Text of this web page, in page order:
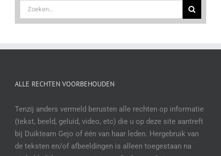
Zoeken
naar:
ALLE RECHTEN VOORBEHOUDEN
Tenzij anders vermeld berusten alle rechten op informatie
(tekst, beeld, geluid, video, etc) die u op deze site aantreft
bij Duikteam Gejo of één van haar leden. Hergebruik van
de teksten en/of afbeeldingen is alleen toegestaan na